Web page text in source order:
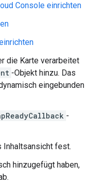
Console einrichten
die Karte verarbeitet
-Objekt hinzu. Das
eingebunden
-
Inhaltsansicht fest.
hinzugefügt haben,